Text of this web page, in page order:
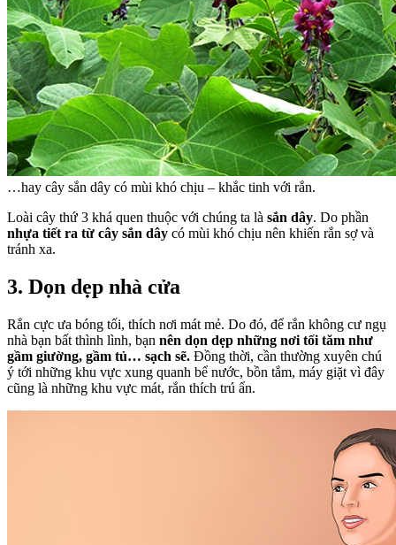
…hay cây sắn dây có mùi khó chịu – khắc tinh với rắn.
Loài cây thứ 3 khá quen thuộc với chúng ta là sắn dây. Do phần
nhựa tiết ra từ cây sắn dây có mùi khó chịu nên khiến rắn sợ và
tránh xa.
3. Dọn dẹp nhà cửa
Rắn cực ưa bóng tối, thích nơi mát mẻ. Do đó, để rắn không cư ngụ
nhà bạn bất thình lình, bạn nên dọn dẹp những nơi tối tăm như
gầm giường, gầm tủ… sạch sẽ. Đồng thời, cần thường xuyên chú
ý tới những khu vực xung quanh bể nước, bồn tắm, máy giặt vì đây
cũng là những khu vực mát, rắn thích trú ẩn.